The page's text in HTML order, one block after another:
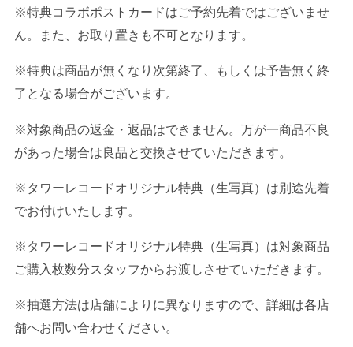
※特典コラボポストカードはご予約先着ではございませ
ん。また、お取り置きも不可となります。
※特典は商品が無くなり次第終了、もしくは予告無く終
了となる場合がございます。
※対象商品の返金・返品はできません。万が一商品不良
があった場合は良品と交換させていただきます。
※タワーレコードオリジナル特典（生写真）は別途先着
でお付けいたします。
※タワーレコードオリジナル特典（生写真）は対象商品
ご購入枚数分スタッフからお渡しさせていただきます。
※抽選方法は店舗によりに異なりますので、詳細は各店
舗へお問い合わせください。